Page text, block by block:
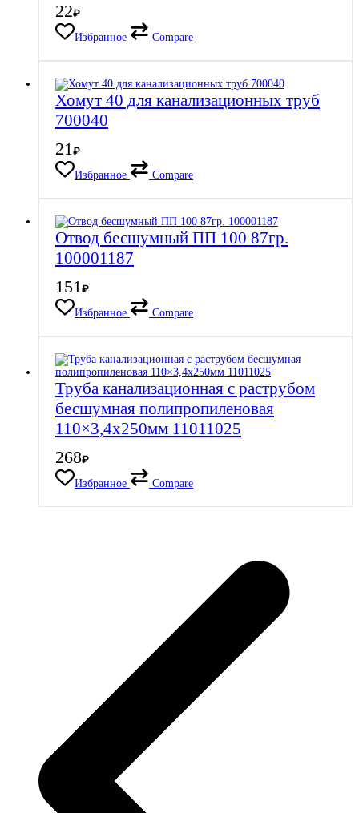
22₽
Избранное
Compare
Хомут 40 для канализационных труб
700040
21₽
Избранное
Compare
Отвод бесшумный ПП 100 87гр.
100001187
151₽
Избранное
Compare
Труба канализационная с раструбом
бесшумная полипропиленовая
110×3,4х250мм 11011025
268₽
Избранное
Compare